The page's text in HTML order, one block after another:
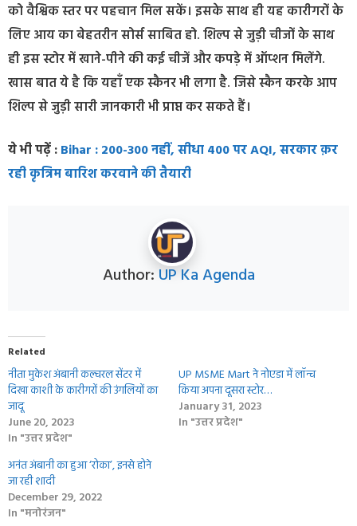
को वैश्विक स्तर पर पहचान मिल सकें। इसके साथ ही यह कारीगरों के
लिए आय का बेहतरीन सोर्स साबित हो. शिल्प से जुड़ी चीजों के साथ
ही इस स्टोर में खाने-पीने की कई चीजें और कपड़े मेंऑप्शन मिलेंगे.
खास बात ये है कि यहाँ एक स्कैनर भी लगा है. जिसे स्कैन करके आप
शिल्प से जुड़ी सारी जानकारी भी प्राप्त कर सकते हैं।
ये भी पढ़ें :Bihar : 200-300 नहीं, सीधा 400 पर AQI, सरकार क़र
रही कृत्रिम बारिश करवाने की तैयारी
Author: UP Ka Agenda
Related
नीता मुकेश अंबानी कल्चरल सेंटर में
दिखा काशी के कारीगरों की उंगलियों का
जादू
June 20, 2023
In "उत्तर प्रदेश"
UP MSME Mart ने नोएडा में लॉन्च
किया अपना दूसरा स्टोर…
January 31, 2023
In "उत्तर प्रदेश"
अनंत अंबानी का हुआ ‘रोका’, इनसे होने
जा रही शादी
December 29, 2022
In "मनोरंजन"